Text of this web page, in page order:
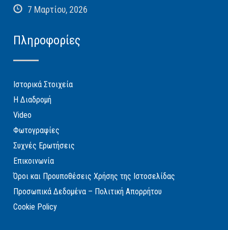
7 Μαρτίου, 2026
Πληροφορίες
Ιστορικά Στοιχεία
Η Διαδρομή
Video
Φωτογραφίες
Συχνές Ερωτήσεις
Επικοινωνία
Όροι και Προυποθέσεις Χρήσης της Ιστοσελίδας
Προσωπικά Δεδομένα – Πολιτική Απορρήτου
Cookie Policy